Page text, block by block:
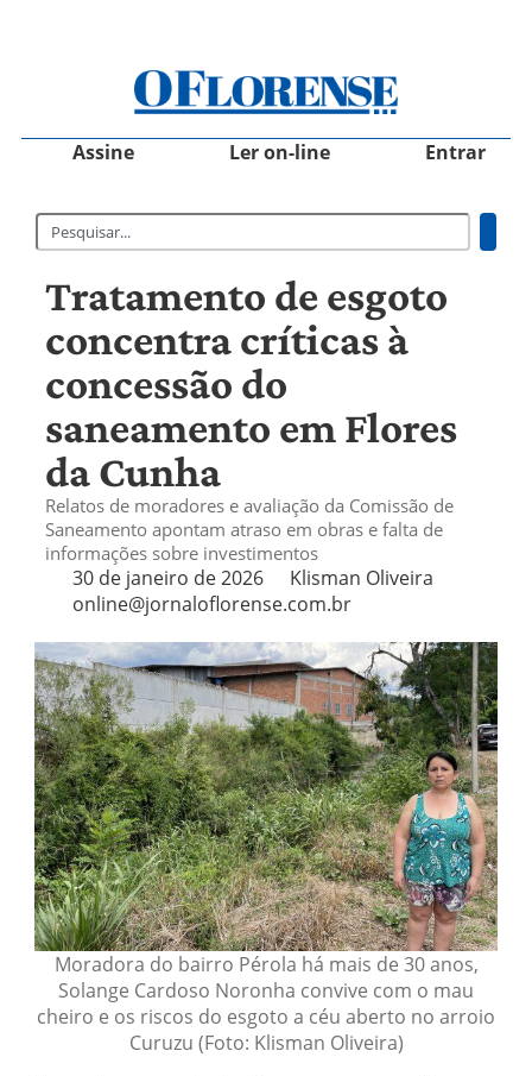
Assine Ler on-line Entrar
Tratamento de esgoto
concentra críticas à
concessão do
saneamento em Flores
da Cunha
Relatos de moradores e avaliação da Comissão de
Saneamento apontam atraso em obras e falta de
informações sobre investimentos
30 de janeiro de 2026
Klisman Oliveira
online@jornaloflorense.com.br
Moradora do bairro Pérola há mais de 30 anos,
Solange Cardoso Noronha convive com o mau
cheiro e os riscos do esgoto a céu aberto no arroio
Curuzu (Foto: Klisman Oliveira)